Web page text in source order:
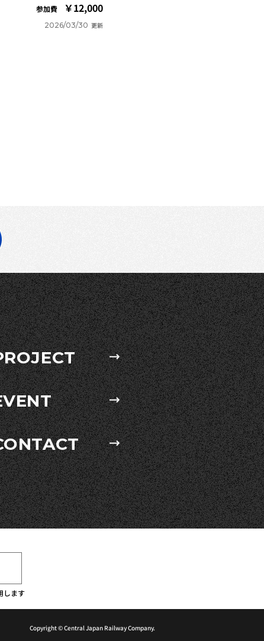
参加費
12,000
2026/03/30 更新
します
Copyright © Central Japan Railway Company.